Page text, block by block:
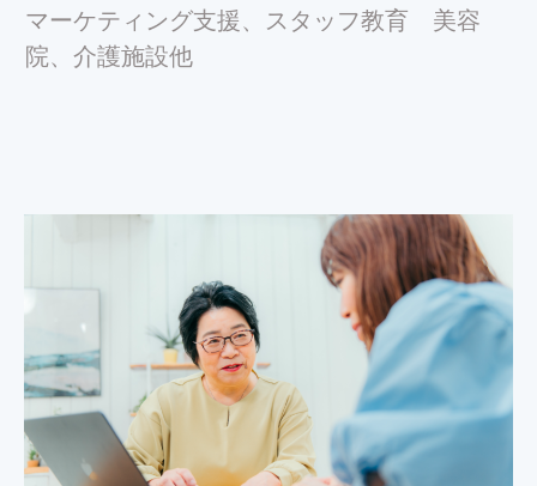
マーケティング支援、スタッフ教育 美容
院、介護施設他